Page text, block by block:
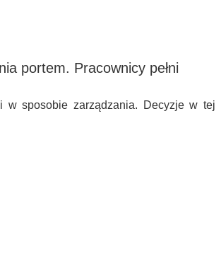
portem. Pracownicy pełni
w sposobie zarządzania. Decyzje w tej